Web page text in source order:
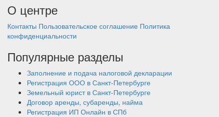
О центре
Контакты Пользовательское соглашение Политика
конфиденциальности
Популярные разделы
Заполнение и подача налоговой декларации
Регистрация ООО в Санкт-Петербурге
Земельный юрист в Санкт-Петербурге
Договор аренды, субаренды, найма
Регистрация ИП Онлайн в СПб